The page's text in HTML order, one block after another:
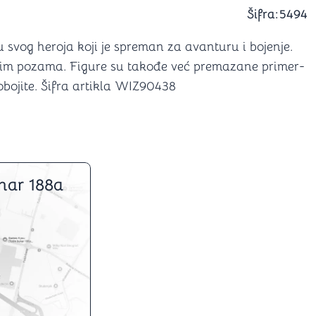
Šifra:5494
heroja koji je spreman za avanturu i bojenje.
pozama. Figure su takođe već premazane primer-
Šifra artikla WIZ90438
188a